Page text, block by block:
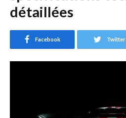
détaillées
Facebook Twitter